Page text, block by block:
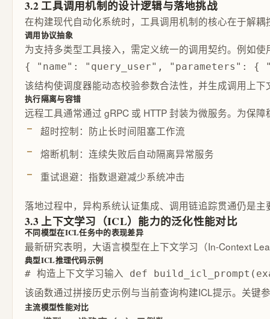
3.2 工具调用机制的设计逻辑与落地挑战
在构建现代自动化系统时，工具调用机制的核心在于解
调用协议抽象
为支持多类型工具接入，需定义统一的调用契约。例如
{ "name": "query_user",
该结构使调度器能动态校验参数合法性，并生成调用上下
执行隔离与容错
远程工具通常通过 gRPC 或 HTTP 封装为微服务。为保
超时控制：防止长时间阻塞工作流
熔断机制：连续失败后自动隔离异常服务
重试退避：指数退避减少系统冲击
落地过程中，异构系统认证集成、调用链追踪贯通仍是主
3.3 上下文学习（ICL）能力的泛化性能对比
不同模型在ICL任务中的表现差异
最新研究表明，大语言模型在上下文学习（In-Context
典型ICL推理代码示例
# 构造上下文学习输入 def
该函数通过拼接历史示例与当前查询构建ICL提示。关键
主流模型性能对比